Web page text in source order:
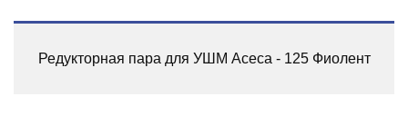
Редукторная пара для УШМ Асеса - 125 Фиолент